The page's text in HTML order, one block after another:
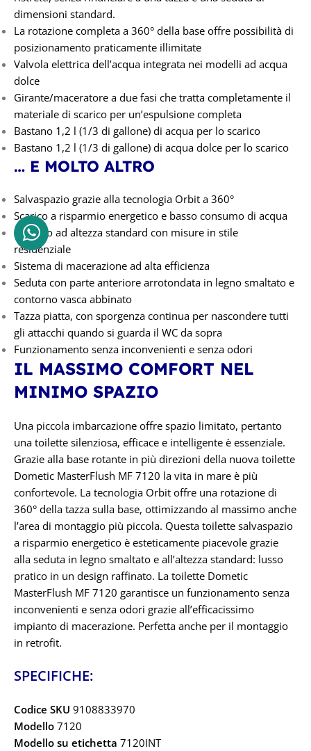
dimensioni standard.
La rotazione completa a 360° della base offre possibilità di
posizionamento praticamente illimitate
Valvola elettrica dell’acqua integrata nei modelli ad acqua
dolce
Girante/maceratore a due fasi che tratta completamente il
materiale di scarico per un’espulsione completa
Bastano 1,2 l (1/3 di gallone) di acqua per lo scarico
Bastano 1,2 l (1/3 di gallone) di acqua dolce per lo scarico
… E MOLTO ALTRO
Salvaspazio grazie alla tecnologia Orbit a 360°
Scarico a risparmio energetico e basso consumo di acqua
Modello ad altezza standard con misure in stile
residenziale
Sistema di macerazione ad alta efficienza
Seduta con parte anteriore arrotondata in legno smaltato e
contorno vasca abbinato
Tazza piatta, con sporgenza continua per nascondere tutti
gli attacchi quando si guarda il WC da sopra
Funzionamento senza inconvenienti e senza odori
IL MASSIMO COMFORT NEL
MINIMO SPAZIO
Una piccola imbarcazione offre spazio limitato, pertanto
una toilette silenziosa, efficace e intelligente è essenziale.
Grazie alla base rotante in più direzioni della nuova toilette
Dometic MasterFlush MF 7120 la vita in mare è più
confortevole. La tecnologia Orbit offre una rotazione di
360° della tazza sulla base, ottimizzando al massimo anche
l’area di montaggio più piccola. Questa toilette salvaspazio
a risparmio energetico è esteticamente piacevole grazie
alla seduta in legno smaltato e all’altezza standard: lusso
pratico in un design raffinato. La toilette Dometic
MasterFlush MF 7120 garantisce un funzionamento senza
inconvenienti e senza odori grazie all’efficacissimo
impianto di macerazione. Perfetta anche per il montaggio
in retrofit.
SPECIFICHE:
Codice SKU 9108833970
Modello 7120
Modello su etichetta 7120INT